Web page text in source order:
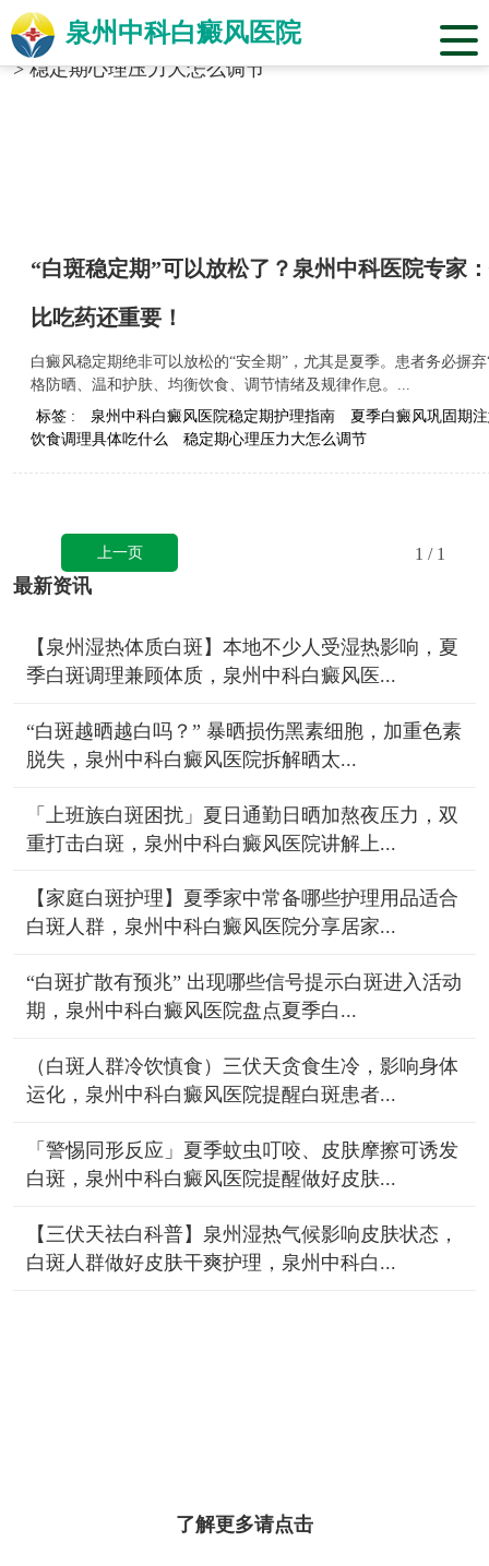
泉州中科白癜风医院
当前位置：福建省泉州市中科白癜风医院
标签合辑
>稳定期心理压力大怎么调节
“白斑稳定期”可以放松了？泉州中科医院专家
比吃药还重要！
白癜风稳定期绝非可以放松的“安全期”，尤其是夏季。患者务必摒
格防晒、温和护肤、均衡饮食、调节情绪及规律作息。...
标签 :
泉州中科白癜风医院稳定期护理指南
夏季白癜风巩固期
饮食调理具体吃什么
稳定期心理压力大怎么调节
上一页 1 / 1
最新资讯
【泉州湿热体质白斑】本地不少人受湿热影响，夏
季白斑调理兼顾体质，泉州中科白癜风医...
“白斑越晒越白吗？” 暴晒损伤黑素细胞，加重色素
脱失，泉州中科白癜风医院拆解晒太...
「上班族白斑困扰」夏日通勤日晒加熬夜压力，双
重打击白斑，泉州中科白癜风医院讲解上...
【家庭白斑护理】夏季家中常备哪些护理用品适合
白斑人群，泉州中科白癜风医院分享居家...
“白斑扩散有预兆” 出现哪些信号提示白斑进入活动
期，泉州中科白癜风医院盘点夏季白...
（白斑人群冷饮慎食）三伏天贪食生冷，影响身体
运化，泉州中科白癜风医院提醒白斑患者...
「警惕同形反应」夏季蚊虫叮咬、皮肤摩擦可诱发
白斑，泉州中科白癜风医院提醒做好皮肤...
【三伏天祛白科普】泉州湿热气候影响皮肤状态，
白斑人群做好皮肤干爽护理，泉州中科白...
了解更多请点击